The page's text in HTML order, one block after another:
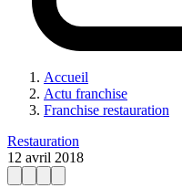
Accueil
Actu franchise
Franchise restauration
Restauration
12 avril 2018